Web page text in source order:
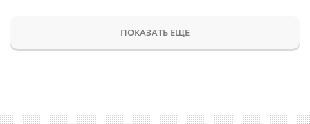
ПОКАЗАТЬ ЕЩЕ